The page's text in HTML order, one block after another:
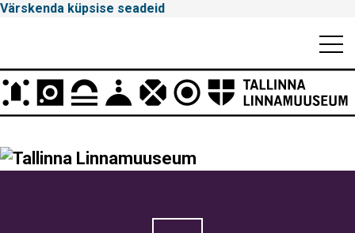
Värskenda küpsise seadeid
Peamenüü